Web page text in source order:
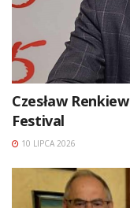
Czesław
Festival
10 LIPCA 2026